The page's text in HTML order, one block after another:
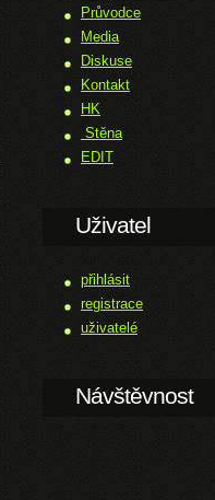
Průvodce
Media
Diskuse
Kontakt
HK
Stěna
EDIT
Uživatel
přihlásit
registrace
uživatelé
Návštěvnost